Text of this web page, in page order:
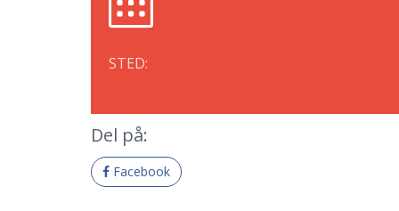
STED:
Del på:
Facebook